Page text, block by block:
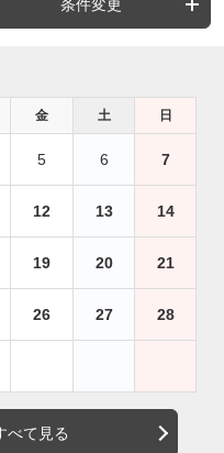
条件変更
金 土 日
5 6 7
12 13 14
19 20 21
26 27 28
べて見る